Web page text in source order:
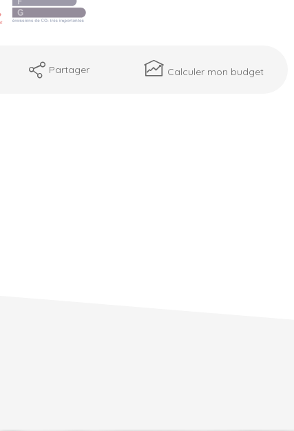
Partager Calculer mon budget